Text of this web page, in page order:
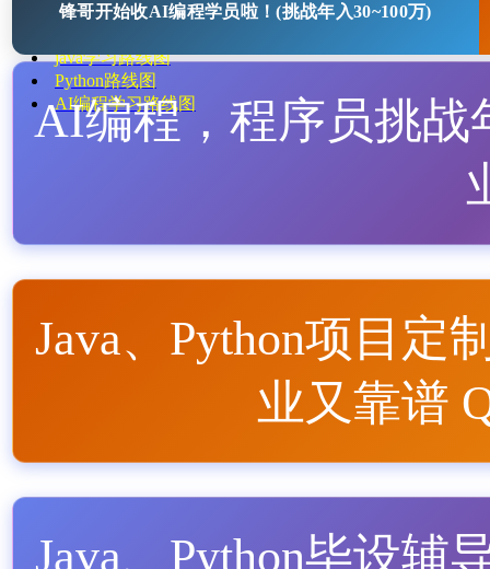
Java开源项目
java学习路线图
Python路线图
AI编程学习路线图
锋哥开始收AI编程学员啦！(挑战年入30~100万)
AI编程，程序员挑战
Java、Python项目定
业又靠谱
Java、Python毕设辅